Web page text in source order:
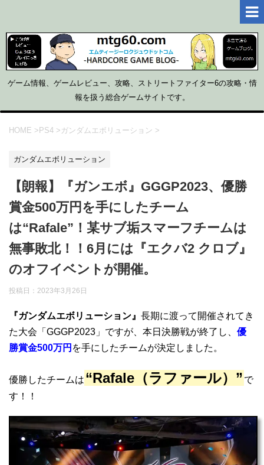
ゲーム情報、ゲームレビュー、攻略、ストリートファイター6の攻略・情
報を扱う総合ゲームサイトです。
HOME >PS4 > ガンダムエボリューション >
ガンダムエボリューション
【朗報】『ガンエボ』GGGP2023、優勝
賞金500万円を手にしたチーム
は“Rafale”！某サブ垢スマーフチームは
無事敗北！！6月には『エクバ2 クロブ』
のオフイベントが開催。
投稿日： 2023年3月26日
『ガンダムエボリューション』 長期に渡って開催されてき
た大会「GGGP2023」ですが、本日決勝戦が終了し、 優
勝賞金500万円 を手にしたチームが決定しました。
優勝したチームは “Rafale（ラファール）” で
す！！